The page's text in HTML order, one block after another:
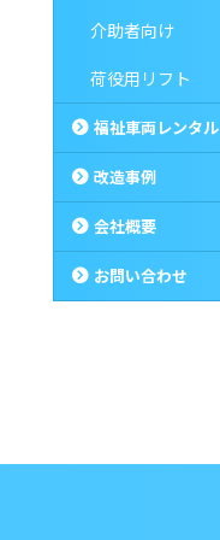
介助者向け
荷役用リフト
福祉車両レンタル
改造事例
会社概要
お問い合わせ